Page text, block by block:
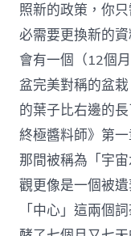
照新的政策，你
必需要更換新的
會有一個（12個
盆完美對稱的盆
的葉子比右邊的
終極醬料師》第
那間被稱為「宇
觀更像是一個被
「中心」這兩個